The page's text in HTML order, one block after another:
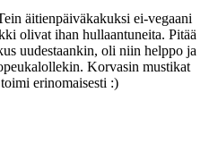
äitienpäiväkakuksi ei-vegaani
olivat ihan hullaantuneita. Pitää
uudestaankin, oli niin helppo ja
Korvasin mustikat
erinomaisesti :)